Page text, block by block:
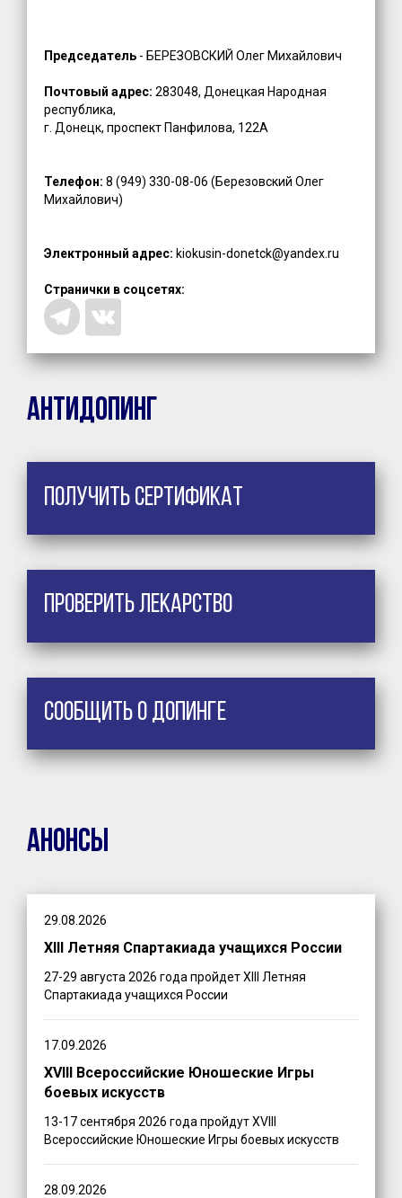
Председатель - БЕРЕЗОВСКИЙ Олег Михайлович
Почтовый адрес:283048, Донецкая Народная
республика,
г. Донецк, проспект Панфилова, 122А
Телефон:8 (949) 330-08-06 (Березовский Олег
Михайлович)
Электронный адрес: kiokusin-donetck@yandex.ru
Странички в соцсетях:
Антидопинг
Получить сертификат
Проверить лекарство
Сообщить о допинге
Анонсы
29.08.2026
XIII Летняя Спартакиада учащихся России
27-29 августа 2026 года пройдет XIII Летняя
Спартакиада учащихся России
17.09.2026
XVIII Всероссийские Юношеские Игры
боевых искусств
13-17 сентября 2026 года пройдут XVIII
Всероссийские Юношеские Игры боевых искусств
28.09.2026